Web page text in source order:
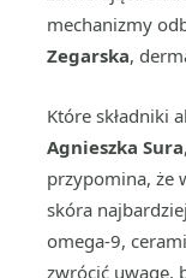
mechanizmy
Zegarska,
Które składniki
Agnieszka Sura
przypomina, że
skóra
omega-9,
zwrócić uwagę,